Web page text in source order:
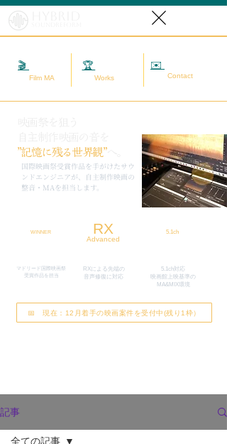
🎬
Film MA
🏆
Works
✉️
Contact
​国際映画祭受賞作品を手がけたサウ
ンドエンジニアが、自主制作映画の
整音・MAを担当します。
”記憶に残る世界観”へ。
WINNER RX
Advanced
マドリード国際映画祭
​受賞作品を担当
RXによる先端の
​音声修復に対応
5.1ch
5.1ch対応
映画館上映基準の
MA&MIX環境
📅 現在：12月着手の映画案件を受付中(残り1枠）
記事
全ての記事